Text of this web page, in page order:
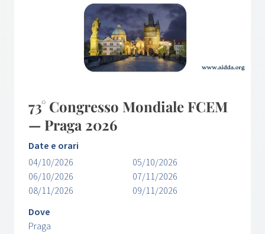
73° Congresso Mondiale FCEM
— Praga 2026
Date e orari
04/10/2026
05/10/2026
06/10/2026
07/11/2026
08/11/2026
09/11/2026
Dove
Praga